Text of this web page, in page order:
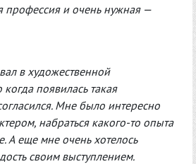
профессия и очень нужная —
в художественной
появилась такая
Мне было интересно
набраться какого-то опыта
А еще мне очень хотелось
своим выступлением.